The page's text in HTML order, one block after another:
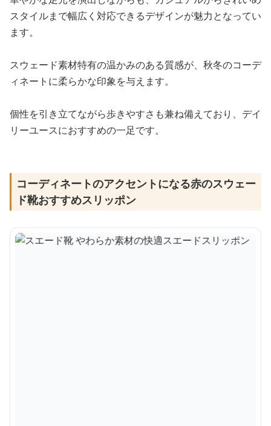
スタイルまで幅広く対応できるデザインが魅力となってい
ます。
スウェード素材特有の温かみのある質感が、秋冬のコーデ
ィネートに柔らかな印象を与えます。
個性を引き立てながら歩きやすさも兼ね備えており、デイ
リーユースにおすすめの一足です。
コーディネートのアクセントになる赤のスウェー
ド靴おすすめスリッポン